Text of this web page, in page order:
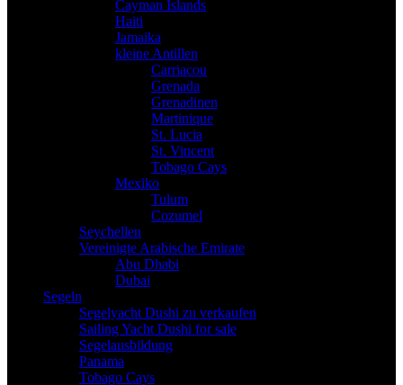
Cayman Islands
Haiti
Jamaika
kleine Antillen
Carriacou
Grenada
Grenadinen
Martinique
St. Lucia
St. Vincent
Tobago Cays
Mexiko
Tulum
Cozumel
Seychellen
Vereinigte Arabische Emirate
Abu Dhabi
Dubai
Segeln
Segelyacht Dushi zu verkaufen
Sailing Yacht Dushi for sale
Segelausbildung
Panama
Tobago Cays